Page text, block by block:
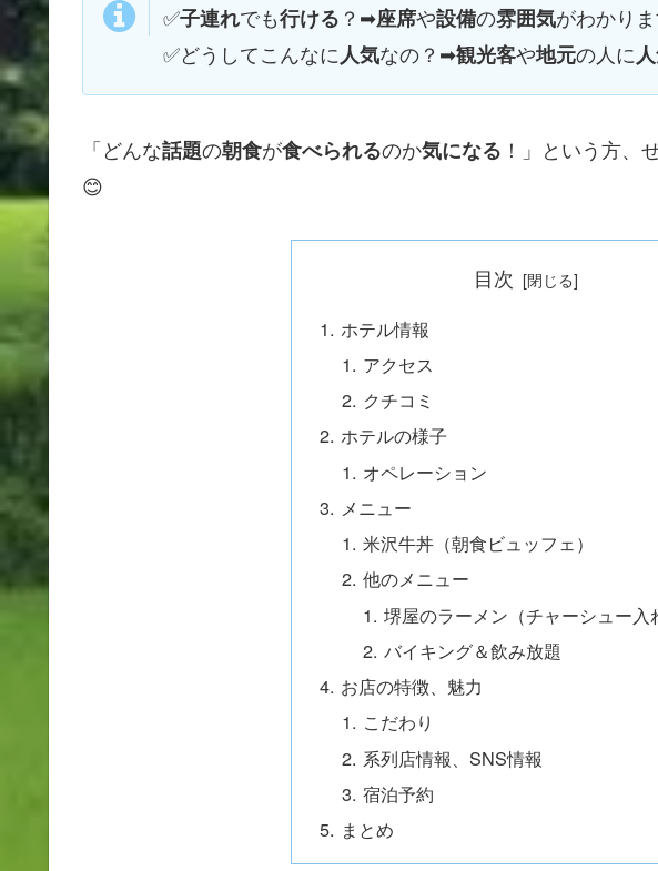
✅子連れでも行ける ？➡座席や設備の雰囲気がわかりま
✅どうしてこんなに人気なの？➡観光客や地元の人に
「どんな話題の朝食が食べられるのか気になる ！」という方、
😊
目次
ホテル情報
アクセス
クチコミ
ホテルの様子
オペレーション
メニュー
米沢牛丼（朝食ビュッフェ）
他のメニュー
堺屋のラーメン（チャーシュー入
バイキング＆飲み放題
お店の特徴、魅力
こだわり
系列店情報、SNS情報
宿泊予約
まとめ